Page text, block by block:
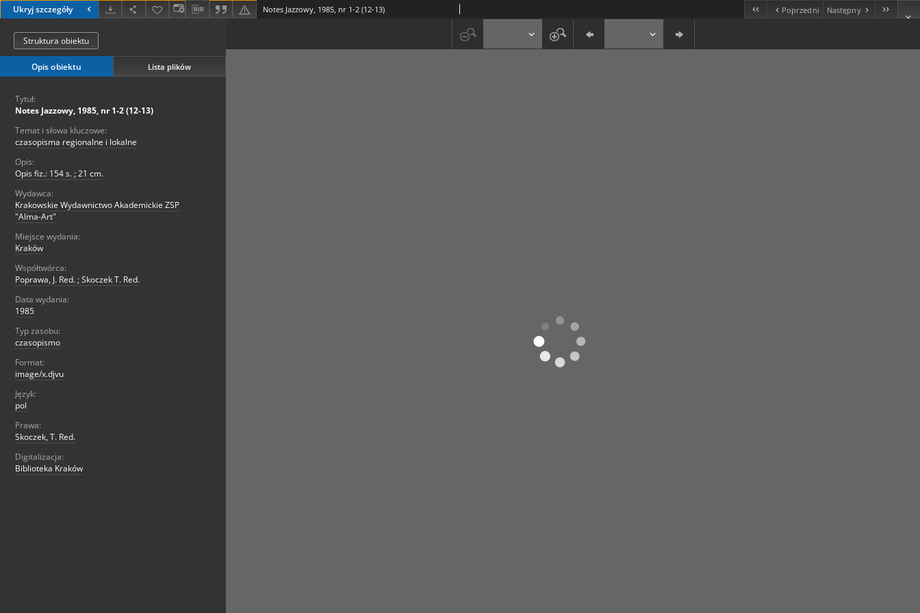
Ukryj szczegóły Notes Jazzowy, 1985, nr 1-2 (12-13) Poprzedni Następny
Struktura obiektu
Opis obiektu Lista plików
Tytuł:
Notes Jazzowy, 1985, nr 1-2 (12-13)
Temat i słowa kluczowe:
czasopisma regionalne i lokalne
Opis:
Opis fiz.: 154 s. ; 21 cm.
Wydawca:
Krakowskie Wydawnictwo Akademickie ZSP
"Alma-Art"
Miejsce wydania:
Kraków
Współtwórca:
Poprawa, J. Red. ; Skoczek T. Red.
Data wydania:
1985
Typ zasobu:
czasopismo
Format:
image/x.djvu
Język:
pol
Prawa:
Skoczek, T. Red.
Digitalizacja:
Biblioteka Kraków